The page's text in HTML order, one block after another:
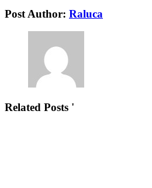
Post Author: Raluca
Related Posts '